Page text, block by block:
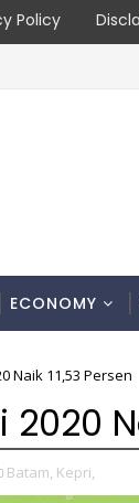
Policy
ECONOMY
Naik 11,53 Persen
Batam, Kepri,